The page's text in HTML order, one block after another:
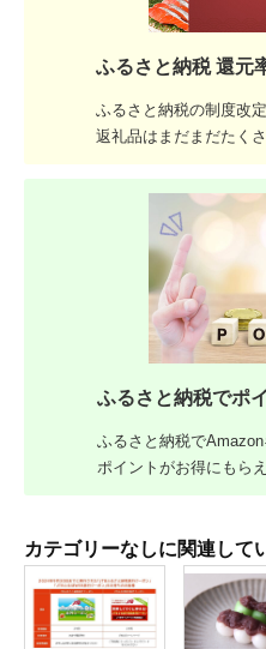
ふるさと納税 還元
ふるさと納税の制度改
返礼品はまだまだたく
ふるさと納税でポ
ふるさと納税で
ポイントがお得にもら
カテゴリーなしに関連して